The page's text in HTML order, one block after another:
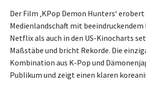
Der Film ‚KPop Demon Hunters‘ erobert
Medienlandschaft mit
Netflix als auch in den US-Kinocharts
Maßstäbe und bricht Rekorde. Die
Kombination aus K-Pop und
Publikum und zeigt einen klaren